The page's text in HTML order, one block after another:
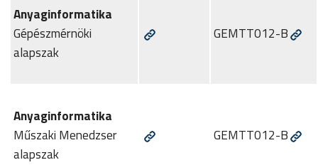
Anyaginformatika
Gépészmérnöki
alapszak
GEMTT012-B
Anyaginformatika
Műszaki Menedzser
alapszak
GEMTT012-B